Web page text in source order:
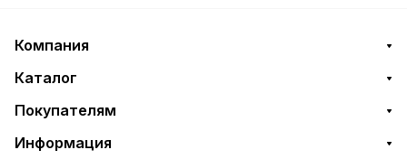
Компания
Каталог
Покупателям
Информация